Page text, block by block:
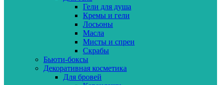
Гели для душа
Кремы и гели
Лосьоны
Масла
Мисты и спреи
Скрабы
Бьюти-боксы
Декоративная косметика
Для бровей